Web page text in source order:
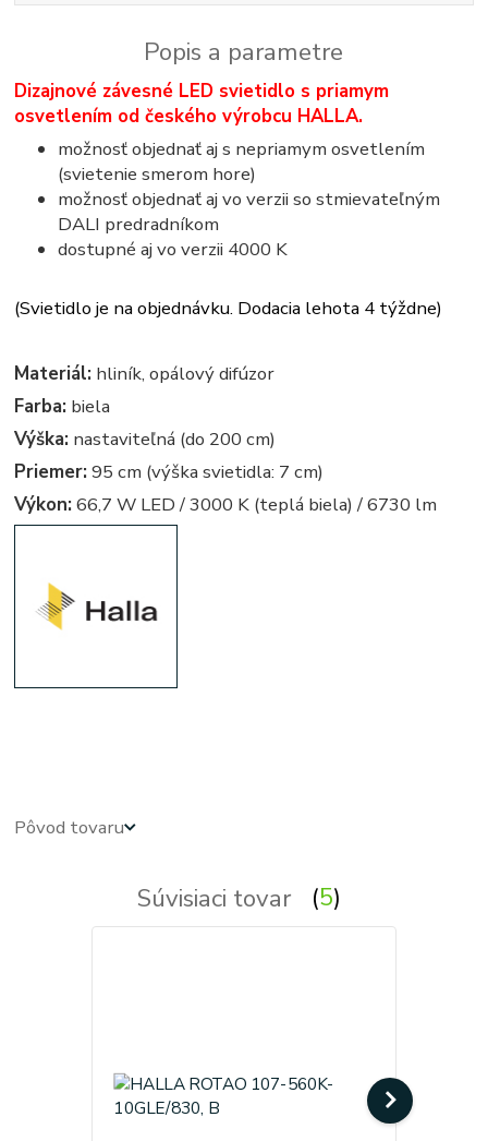
Popis a parametre
Dizajnové závesné LED svietidlo s priamym
osvetlením od českého výrobcu HALLA.
možnosť objednať aj s nepriamym osvetlením
(svietenie smerom hore)
možnosť objednať aj vo verzii so stmievateľným
DALI predradníkom
dostupné aj vo verzii 4000 K
(Svietidlo je na objednávku. Dodacia lehota 4 týždne)
Materiál: hliník, opálový difúzor
Farba: biela
Výška: nastaviteľná (do 200 cm)
Priemer: 95 cm (výška svietidla: 7 cm)
Výkon: 66,7 W LED / 3000 K (teplá biela) / 6730 lm
Pôvod tovaru
Súvisiaci tovar 5